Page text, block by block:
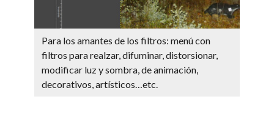
Para los amantes de los filtros: menú con
filtros para realzar, difuminar, distorsionar,
modificar luz y sombra, de animación,
decorativos, artísticos…etc.